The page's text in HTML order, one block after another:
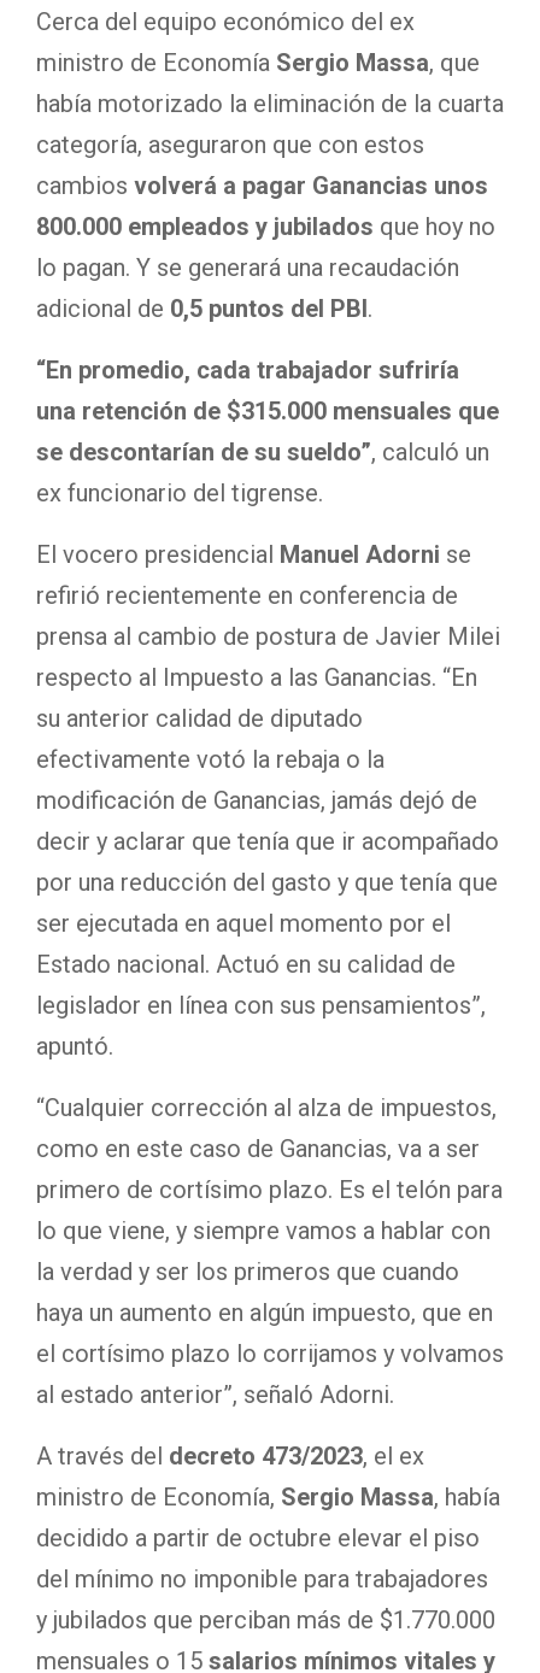
Cerca del equipo económico del ex
ministro de Economía Sergio Massa, que
había motorizado la eliminación de la cuarta
categoría, aseguraron que con estos
cambios volverá a pagar Ganancias unos
800.000 empleados y jubilados que hoy no
lo pagan. Y se generará una recaudación
adicional de 0,5 puntos del PBI.
“En promedio, cada trabajador sufriría
una retención de $315.000 mensuales que
se descontarían de su sueldo”, calculó un
ex funcionario del tigrense.
El vocero presidencial Manuel Adorni se
refirió recientemente en conferencia de
prensa al cambio de postura de Javier Milei
respecto al Impuesto a las Ganancias. “En
su anterior calidad de diputado
efectivamente votó la rebaja o la
modificación de Ganancias, jamás dejó de
decir y aclarar que tenía que ir acompañado
por una reducción del gasto y que tenía que
ser ejecutada en aquel momento por el
Estado nacional. Actuó en su calidad de
legislador en línea con sus pensamientos”,
apuntó.
“Cualquier corrección al alza de impuestos,
como en este caso de Ganancias, va a ser
primero de cortísimo plazo. Es el telón para
lo que viene, y siempre vamos a hablar con
la verdad y ser los primeros que cuando
haya un aumento en algún impuesto, que en
el cortísimo plazo lo corrijamos y volvamos
al estado anterior”, señaló Adorni.
A través del decreto 473/2023, el ex
ministro de Economía, Sergio Massa, había
decidido a partir de octubre elevar el piso
del mínimo no imponible para trabajadores
y jubilados que perciban más de $1.770.000
mensuales o 15 salarios mínimos vitales y